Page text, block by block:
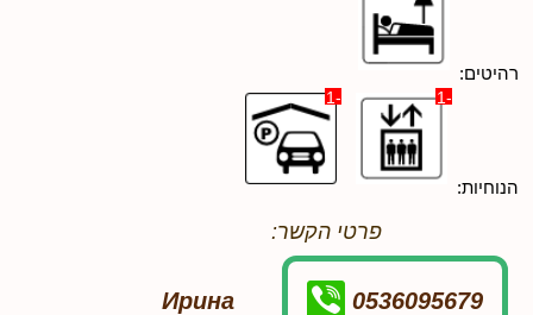
רהיטים:
הנוחיות:
-1
-1
פרטי הקשר:
0536095679
Ирина